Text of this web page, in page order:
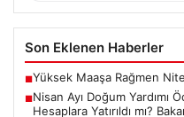
Son Eklenen Haberler
■Yüksek Maaşa Rağmen
■Nisan Ayı Doğum Yardımı
Hesaplara Yatırıldı mı?